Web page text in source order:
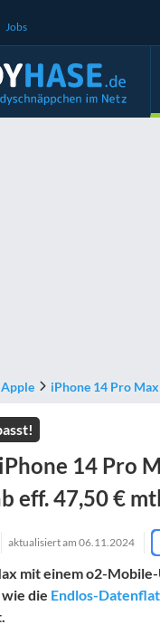
Jobs
Apple iPhone 14 Pro Max
14 Pro
eff. 47,50 €
aktualisiert am 06.11.2024
mit einem o2-
die Endlos-